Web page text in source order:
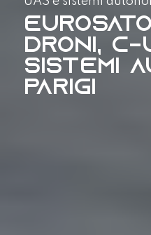
droni, C-
sistemi
Parigi